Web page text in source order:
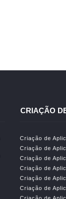
CRIAÇÃO
Criação de
Criação de
Criação de
Criação de
Criação de
Criação de